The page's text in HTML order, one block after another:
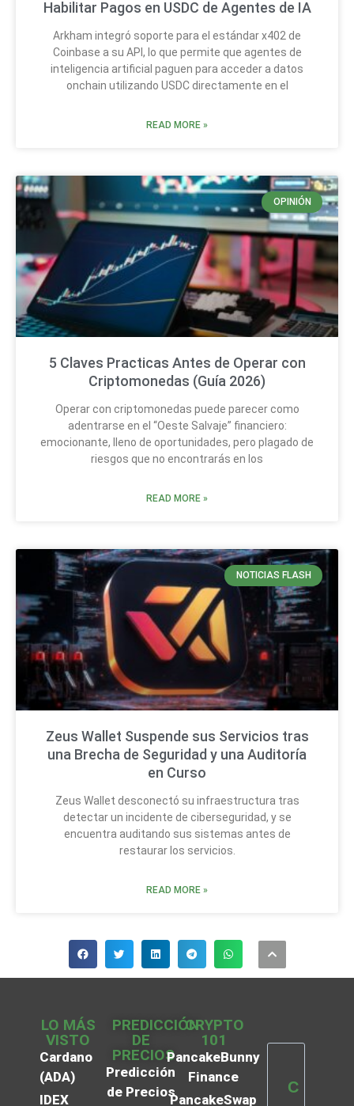
Habilitar Pagos en USDC de Agentes de IA
Arkham integró soporte para el estándar x402 de
Coinbase a su API, lo que permite que agentes de
inteligencia artificial paguen para acceder a datos
onchain utilizando USDC directamente en el
READ MORE »
OPINIÓN
5 Claves Practicas Antes de Operar con
Criptomonedas (Guía 2026)
Operar con criptomonedas puede parecer como
adentrarse en el “Oeste Salvaje” financiero:
emocionante, lleno de oportunidades, pero plagado de
riesgos que no encontrarás en los
READ MORE »
NOTICIAS FLASH
Zeus Wallet Suspende sus Servicios tras
una Brecha de Seguridad y una Auditoría
en Curso
Zeus Wallet desconectó su infraestructura tras
detectar un incidente de ciberseguridad, y se
encuentra auditando sus sistemas antes de
restaurar los servicios.
READ MORE »
LO MÁS
VISTO
Cardano
(ADA)
IDEX
PREDICCIÓN
DE
PRECIOS
Predicción
de Precios
CRYPTO
101
PancakeBunny
Finance
PancakeSwap
C